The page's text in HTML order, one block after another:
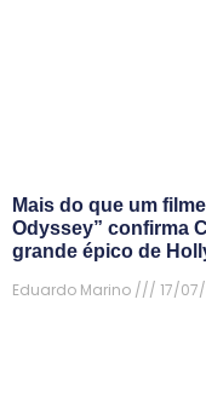
Mais do que um
Odyssey” confirma
grande épico de
Eduardo Marino
17/